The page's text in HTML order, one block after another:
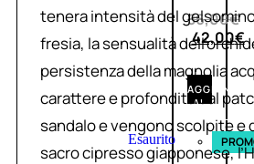
56,00€
42,00€
AGGIUNGI
AL
CARRELLO
Esaurito
tenera intensità del
fresia, la sensualità
persistenza della magnolia
carattere e profondità dal
sandalo e vengono scolpite e
sacro cipresso giapponese,